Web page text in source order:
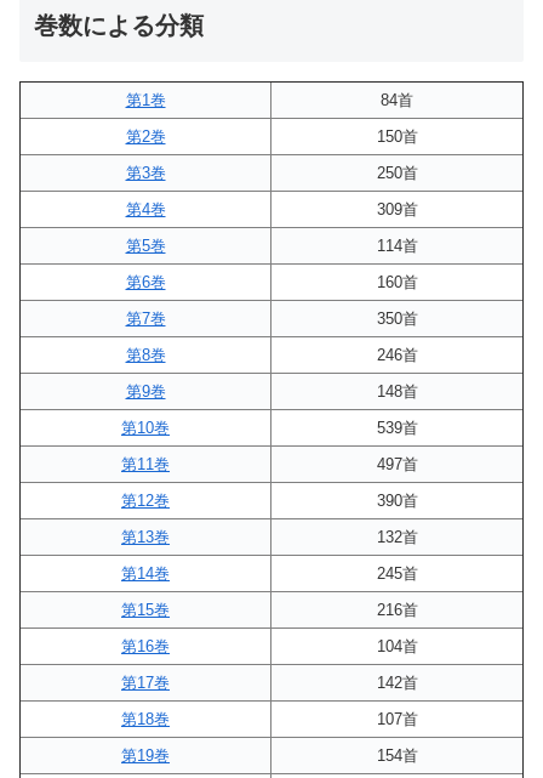
巻数による分類
第1巻
84首
第2巻
150首
第3巻
250首
第4巻
309首
第5巻
114首
第6巻
160首
第7巻
350首
第8巻
246首
第9巻
148首
第10巻
539首
第11巻
497首
第12巻
390首
第13巻
132首
第14巻
245首
第15巻
216首
第16巻
104首
第17巻
142首
第18巻
107首
第19巻
154首